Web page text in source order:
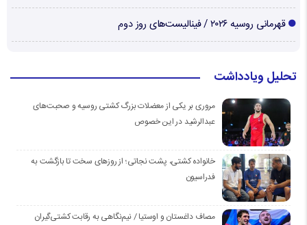
قهرمانی روسیه ۲۰۲۶ / فینالیست‌های روز دوم
تحلیل ویادداشت
مروری بر یکی از معضلات بزرگ کشتی روسیه و صحبت‌های
عبدالرشید در این خصوص
خانواده کشتی، پشت نجاتی؛ از روزهای سخت تا بازگشت به
فدراسیون
مصاف داغستان و اوستیا / نیم‌نگاهی به رقابت کشتی‌گیران